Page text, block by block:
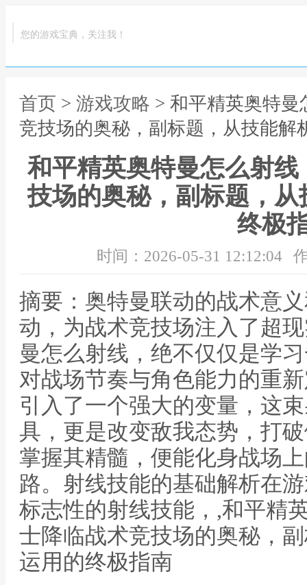
您的游戏宝典，关注我！
首页 > 游戏攻略 > 和平精英奥特
竞技场的奥秘，副标题，从技能解
和平精英奥特曼怎么射
技场的奥秘，副标题，
终极
时间：2026-05-31 12:12:04
摘要：奥特曼联动的战术意
动，为战术竞技场注入了超
曼怎么射线，绝不仅仅是学
对战场节奏与角色能力的重
引入了一个强大的变量，这
具，更是改变敌我态势，打
掌握其精髓，便能化身战场
路。射线技能的基础解析在
标志性的射线技能，,和平精
士降临战术竞技场的奥秘，
运用的终极指南